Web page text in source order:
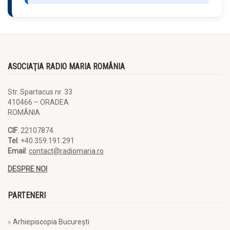
ASOCIAŢIA RADIO MARIA ROMÂNIA
Str. Spartacus nr. 33
410466 – ORADEA
ROMÂNIA
CIF: 22107874
Tel : +40.359.191.291
Email : contact@radiomaria.ro
DESPRE NOI
PARTENERI
Arhiepiscopia Bucureşti